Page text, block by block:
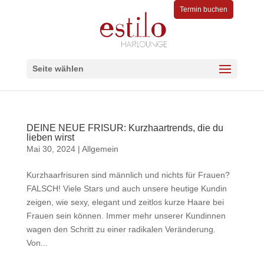
Termin buchen
Seite wählen
DEINE NEUE FRISUR: Kurzhaartrends, die du
lieben wirst
Mai 30, 2024| Allgemein
Kurzhaarfrisuren sind männlich und nichts für Frauen?
FALSCH! Viele Stars und auch unsere heutige Kundin
zeigen, wie sexy, elegant und zeitlos kurze Haare bei
Frauen sein können. Immer mehr unserer Kundinnen
wagen den Schritt zu einer radikalen Veränderung.
Von...